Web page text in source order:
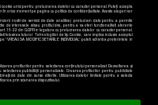
cookie unici pentru prelucrarea datelor cu caracter personal. Puteți accepta
în orice moment pe pagina cu politica de confidențialitate. Aceste alegeri vor
nostri de servicii de date analitice) prelucram date pentru a permite
de interesele si/sau profilul dvs., pentru a va oferi functionalitati aferente
15-22 din GDPR in legatura cu prelucrarea datelor cu caracter personal.
folosirea tuturor Tehnologiilor de tip Cookie, care implica inclusiv acceptul
SA MODIFIC SETARILE INDIVIDUAL” puteti schimba preferintele in
profilurilor pentru selectarea conținutului personalizat. Dezvoltarea și
publicității personalizate. Crearea profilurilor pentru publicitate
de date din surse diferite. Utilizarea datelor limitate pentru a selecta
prin scanarea dispozitivului.